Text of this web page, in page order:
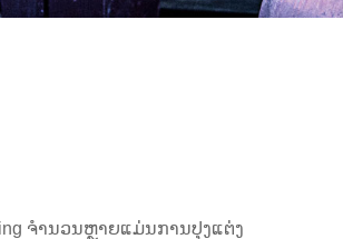
ຈໍານວນຫຼາຍແມ່ນການປຸງແຕ່ງ